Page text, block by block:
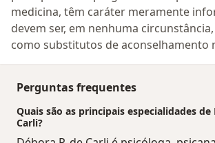
medicina, têm caráter meramente
devem ser, em nenhuma
como substitutos de aconselhamento
Perguntas frequentes
Quais são as principais especialidades de
Carli?